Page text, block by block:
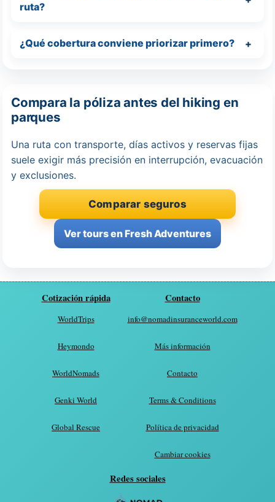
ruta?
¿Qué cobertura conviene priorizar primero?
Compara la póliza antes del hiking en
parques
Una ruta con transporte, días activos y reservas fijas
suele exigir más precisión en interrupción, evacuación
y exclusiones.
Comparar seguros
Ver tours en Fresh Adventures
Cotización rápida
WorldTrips
Heymondo
WorldNomads
Genki World
Global Rescue
Contacto
info@nomadinsuranceworld.com
Más información
Contacto
Terms & Conditions
Política de privacidad
Cambiar cookies
Redes sociales